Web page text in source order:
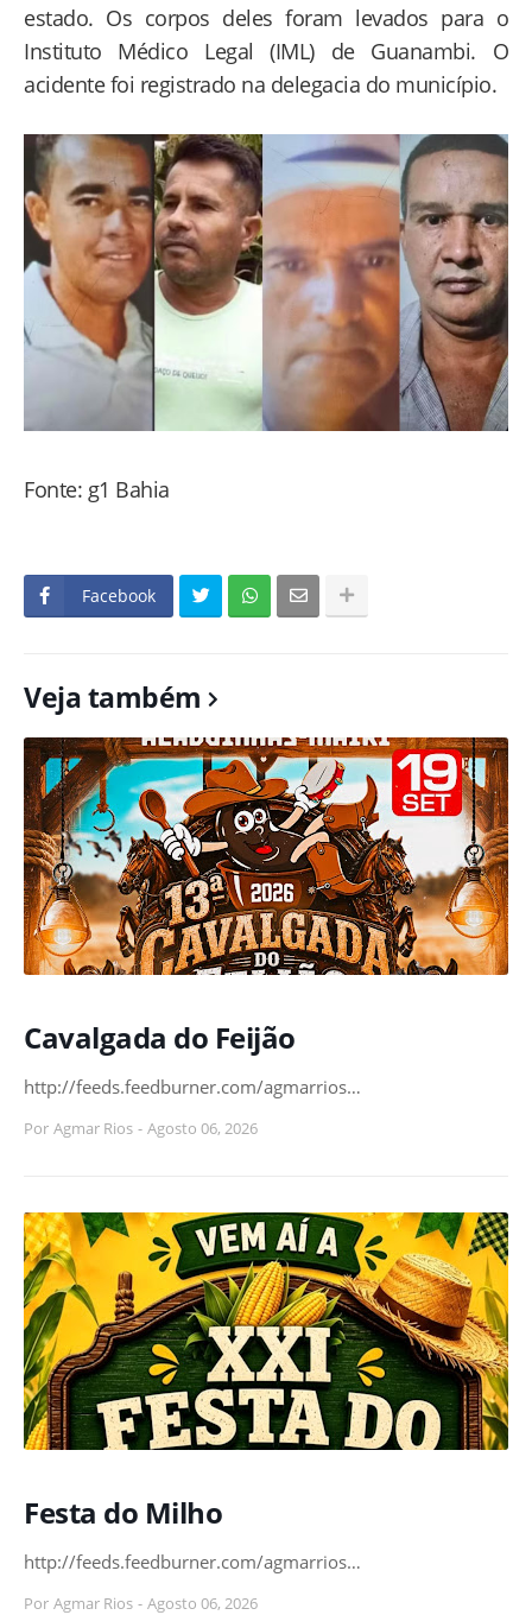
estado. Os corpos deles foram levados para o
Instituto Médico Legal (IML) de Guanambi. O
acidente foi registrado na delegacia do município.
Fonte: g1 Bahia
Facebook
Veja também
Cavalgada do Feijão
http://feeds.feedburner.com/agmarrios…
Por Agmar Rios - Agosto 06, 2026
Festa do Milho
http://feeds.feedburner.com/agmarrios…
Por Agmar Rios - Agosto 06, 2026